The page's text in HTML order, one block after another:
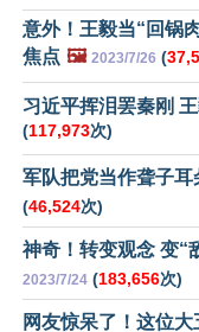
意外！王毅当“回锅
焦点 🖼️ 2023/7/26 (
习近平挥泪罢秦刚
(117,973次)
军队把党当作聋子耳
(46,524次)
神奇！转变观念 变“
2023/7/24 (183,656次)
网友惊呆了！这位